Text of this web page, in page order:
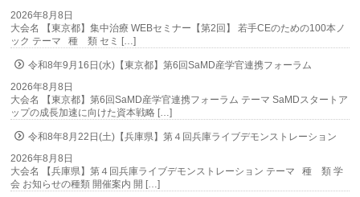
2026年8月8日
大会名 【東京都】集中治療 WEBセミナー【第2回】 若手CEのための100本ノ
ック テーマ 種 類 セミ […]
令和8年9月16日(水)【東京都】第6回SaMD産学官連携フォーラム
2026年8月8日
大会名 【東京都】第6回SaMD産学官連携フォーラム テーマ SaMDスタートア
ップの成長加速に向けた資本戦略 […]
令和8年8月22日(土)【兵庫県】第４回兵庫ライブデモンストレーション
2026年8月8日
大会名 【兵庫県】第４回兵庫ライブデモンストレーション テーマ 種 類 学
会 お知らせの種類 開催案内 開 […]